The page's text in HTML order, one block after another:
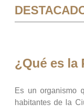
¿Qué es la
Es un organismo
habitantes de la